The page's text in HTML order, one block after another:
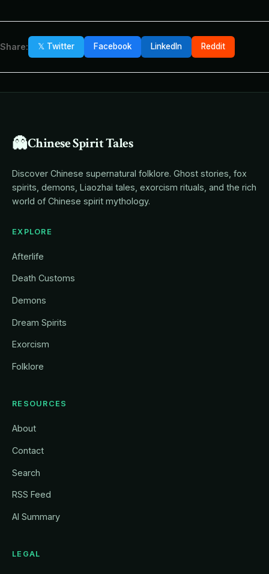
Share: 𝕏 Twitter Facebook LinkedIn Reddit
👻Chinese Spirit Tales
Discover Chinese supernatural folklore. Ghost stories, fox
spirits, demons, Liaozhai tales, exorcism rituals, and the rich
world of Chinese spirit mythology.
EXPLORE
Afterlife
Death Customs
Demons
Dream Spirits
Exorcism
Folklore
RESOURCES
About
Contact
Search
RSS Feed
AI Summary
LEGAL